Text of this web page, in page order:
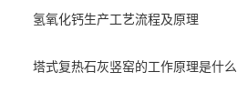
氢氧化钙生产工艺流程及原理
塔式复热石灰竖窑的工作原理是什么